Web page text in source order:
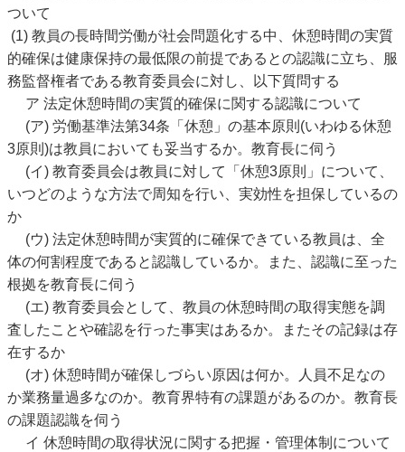
ついて
(1) 教員の長時間労働が社会問題化する中、休憩時間の実質
的確保は健康保持の最低限の前提であるとの認識に立ち、服
務監督権者である教育委員会に対し、以下質問する
ア 法定休憩時間の実質的確保に関する認識について
(ア) 労働基準法第34条「休憩」の基本原則(いわゆる休憩
3原則)は教員においても妥当するか。教育長に伺う
(イ) 教育委員会は教員に対して「休憩3原則」について、
いつどのような方法で周知を行い、実効性を担保しているの
か
(ウ) 法定休憩時間が実質的に確保できている教員は、全
体の何割程度であると認識しているか。また、認識に至った
根拠を教育長に伺う
(エ) 教育委員会として、教員の休憩時間の取得実態を調
査したことや確認を行った事実はあるか。またその記録は存
在するか
(オ) 休憩時間が確保しづらい原因は何か。人員不足なの
か業務量過多なのか。教育界特有の課題があるのか。教育長
の課題認識を伺う
イ 休憩時間の取得状況に関する把握・管理体制について